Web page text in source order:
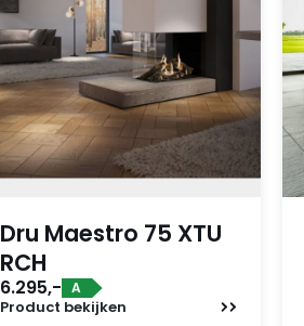
Dru Maestro 75 XTU
RCH
6.295,- A
Product bekijken